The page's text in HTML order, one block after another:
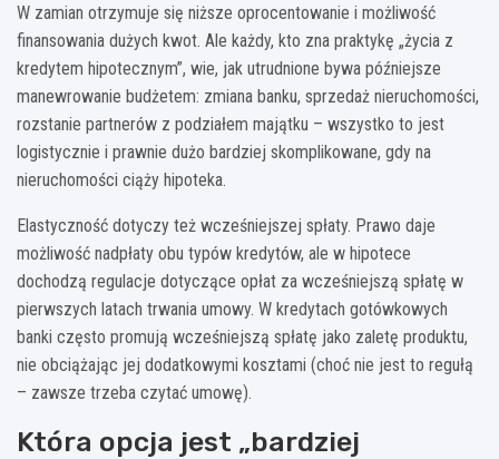
W zamian otrzymuje się niższe oprocentowanie i możliwość
finansowania dużych kwot. Ale każdy, kto zna praktykę „życia z
kredytem hipotecznym”, wie, jak utrudnione bywa późniejsze
manewrowanie budżetem: zmiana banku, sprzedaż nieruchomości,
rozstanie partnerów z podziałem majątku – wszystko to jest
logistycznie i prawnie dużo bardziej skomplikowane, gdy na
nieruchomości ciąży hipoteka.
Elastyczność dotyczy też wcześniejszej spłaty. Prawo daje
możliwość nadpłaty obu typów kredytów, ale w hipotece
dochodzą regulacje dotyczące opłat za wcześniejszą spłatę w
pierwszych latach trwania umowy. W kredytach gotówkowych
banki często promują wcześniejszą spłatę jako zaletę produktu,
nie obciążając jej dodatkowymi kosztami (choć nie jest to regułą
– zawsze trzeba czytać umowę).
Która opcja jest „bardziej